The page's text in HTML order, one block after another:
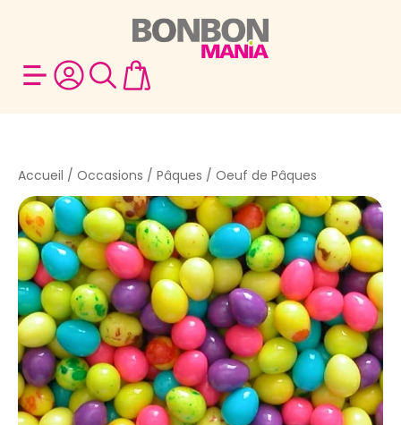
Accueil / Occasions / Pâques / Oeuf de Pâques